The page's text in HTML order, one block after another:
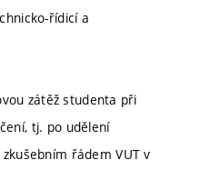
řídicí a
zátěž studenta při
tj. po udělení
řádem VUT v